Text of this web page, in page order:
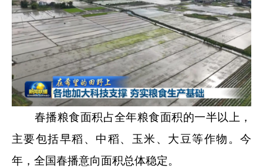
春播粮食面积占全年粮食面积的一半以上，
主要包括早稻、中稻、玉米、大豆等作物。今
年，全国春播意向面积总体稳定。